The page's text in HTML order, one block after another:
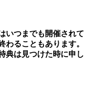
いつまでも開催されて
わることもあります。
典は見つけた時に申し